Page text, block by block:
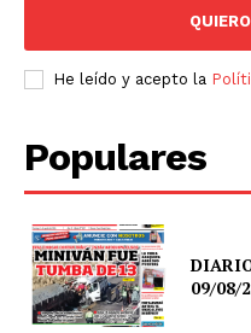
He leído y acepto la
Populares
09/08/